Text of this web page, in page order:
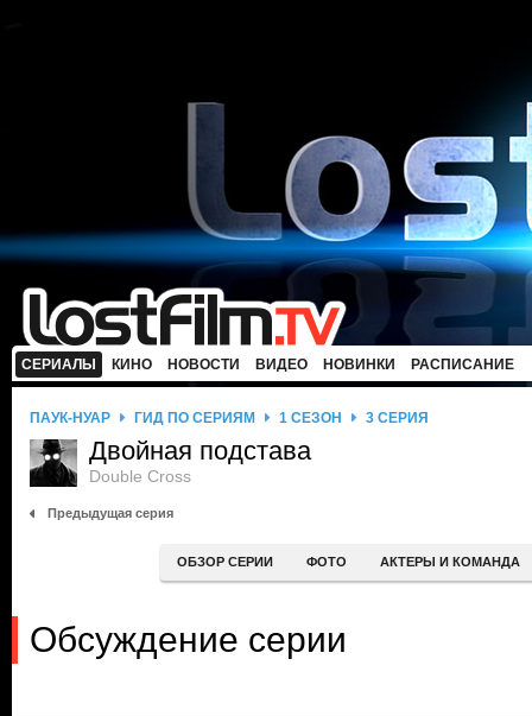
СЕРИАЛЫ КИНО НОВОСТИ ВИДЕО НОВИНКИ РАСПИСАНИЕ
ПАУК-НУАР ГИД ПО СЕРИЯМ 1 СЕЗОН 3 СЕРИЯ
Двойная подстава
Double Cross
Предыдущая серия
ОБЗОР СЕРИИ ФОТО АКТЕРЫ И КОМАНДА
Обсуждение серии